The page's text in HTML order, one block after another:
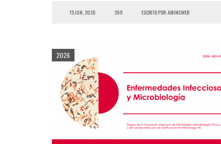
15 JUN, 2026 399 ESCRITO POR: AMIMCWEB
2026